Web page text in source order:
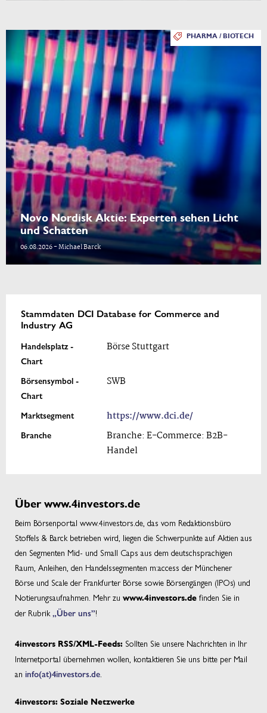
PHARMA / BIOTECH
Novo Nordisk Aktie: Experten sehen Licht
und Schatten
06.08.2026 - Michael Barck
Stammdaten DCI Database for Commerce and
Industry AG
Handelsplatz -
Chart
Börse Stuttgart
Börsensymbol -
Chart
SWB
Marktsegment https://www.dci.de/
Branche
Branche: E-Commerce: B2B-
Handel
Über www.4investors.de
Beim Börsenportal www.4investors.de, das vom Redaktionsbüro
Stoffels & Barck betrieben wird, liegen die Schwerpunkte auf Aktien aus
den Segmenten Mid- und Small Caps aus dem deutschsprachigen
Raum, Anleihen, den Handelssegmenten m:access der Münchener
Börse und Scale der Frankfurter Börse sowie Börsengängen (IPOs) und
Notierungsaufnahmen. Mehr zu www.4investors.de finden Sie in
der Rubrik „Über uns”!
4investors RSS/XML-Feeds: Sollten Sie unsere Nachrichten in Ihr
Internetportal übernehmen wollen, kontaktieren Sie uns bitte per Mail
an info(at)4investors.de
4investors: Soziale Netzwerke